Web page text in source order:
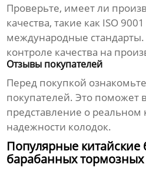
Проверьте, имеет ли
качества, такие как ISO
международные стандарты.
контроле качества на
Отзывы покупателей
Перед покупкой
покупателей. Это поможет
представление о реальном
надежности колодок.
Популярные китайские
барабанных тормозных